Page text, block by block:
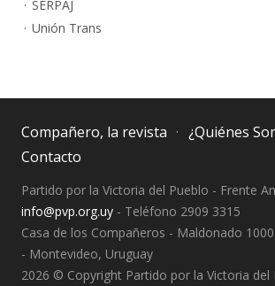
SERPAJ
Unión Trans
Compañero, la revista
¿Quiénes
Contacto
Partido por la Victoria del Pueblo - Frente
info@pvp.org.uy - Teléfono 2909 3315
Casa de los Compañeros - Maldonado
- Montevideo, Uruguay
2026 © Copyright Partido por la Victoria del